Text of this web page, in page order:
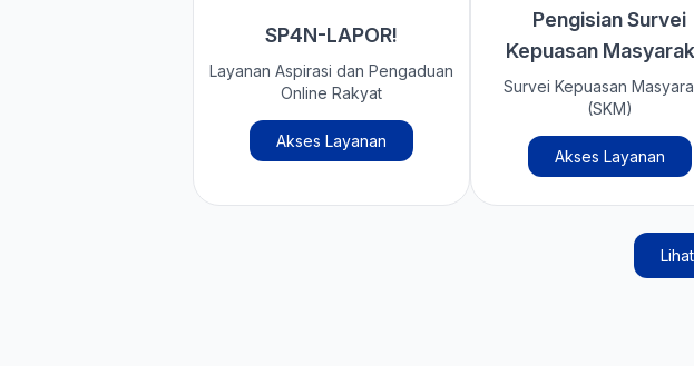
SP4N-LAPOR!
Layanan Aspirasi dan Pengaduan
Online Rakyat
Akses Layanan
Pengisian Survei
Kepuasan
Survei Kepuasan
(SKM)
Akses Layanan